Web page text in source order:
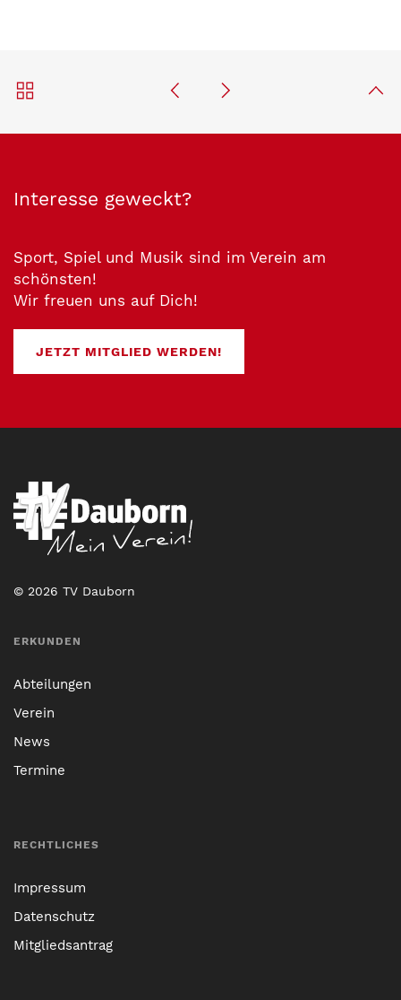
Interesse geweckt?
Sport, Spiel und Musik sind im Verein am
schönsten!
Wir freuen uns auf Dich!
JETZT MITGLIED WERDEN!
© 2026 TV Dauborn
ERKUNDEN
Abteilungen
Verein
News
Termine
RECHTLICHES
Impressum
Datenschutz
Mitgliedsantrag